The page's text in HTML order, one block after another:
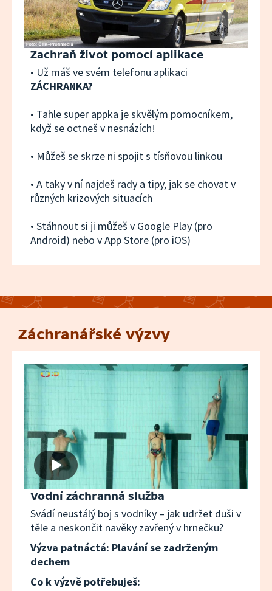
Zachraň život pomocí aplikace
• Už máš ve svém telefonu aplikaci
ZÁCHRANKA?
• Tahle super appka je skvělým pomocníkem,
když se octneš v nesnázích!
• Můžeš se skrze ni spojit s tísňovou linkou
• A taky v ní najdeš rady a tipy, jak se chovat v
různých krizových situacích
• Stáhnout si ji můžeš v Google Play (pro
Android) nebo v App Store (pro iOS)
Záchranářské výzvy
Vodní záchranná služba
Svádí neustálý boj s vodníky – jak udržet duši v
těle a neskončit navěky zavřený v hrnečku?
Výzva patnáctá: Plavání se zadrženým
dechem
Co k výzvě potřebuješ: